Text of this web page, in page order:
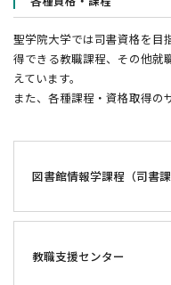
聖学院大学では司書資格を目
得できる教職課程、その他就
えています。
また、各種課程・資格取得の
図書館情報学課程（司書課
教職支援センター